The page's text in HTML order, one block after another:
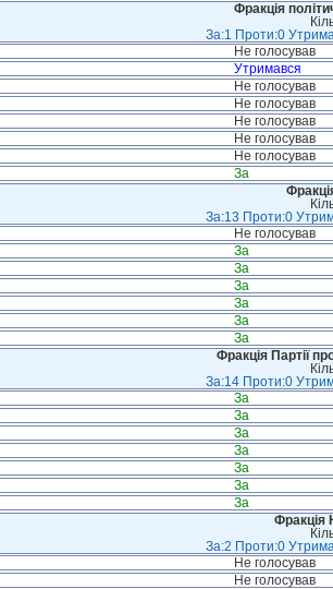
Фракція
За:1 Проти:0
Не голосував
Утримався
Не голосував
Не голосував
Не голосував
Не голосував
Не голосував
За
За:13 Проти:0
Не голосував
За
За
За
За
За
За
Фракція Партії
За:14 Проти:0
За
За
За
За
За
За
За
Фракція
За:2 Проти:0
Не голосував
Не голосував